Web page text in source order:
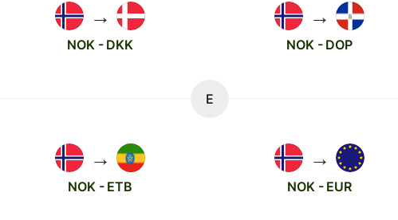
→
NOK - DKK
→
NOK - DOP
E
→
NOK - ETB
→
NOK - EUR